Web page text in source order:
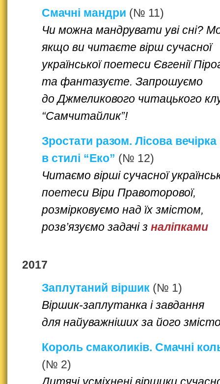
Смачні мандри (№ 11)
Чи можна мандрувати уві сні?
якщо ви читаєте вірш сучасної
української поетеси Євгенії
та фантазуєте. Запрошуємо
до Джмеликового читацького
“Самчитайлик”!
Зростати разом. Лісова вечірка
в стилі “Еко” (№ 12)
Читаємо вірші сучасної
поетеси Віри Правоторової,
розмірковуємо над їх змістом,
розв’язуємо задачі з наліпками
2017
Заплутаний віршик (№ 1)
Віршик-заплутанка і завдання
для найуважніших за його
Король смаколиків. Смачні
(№ 2)